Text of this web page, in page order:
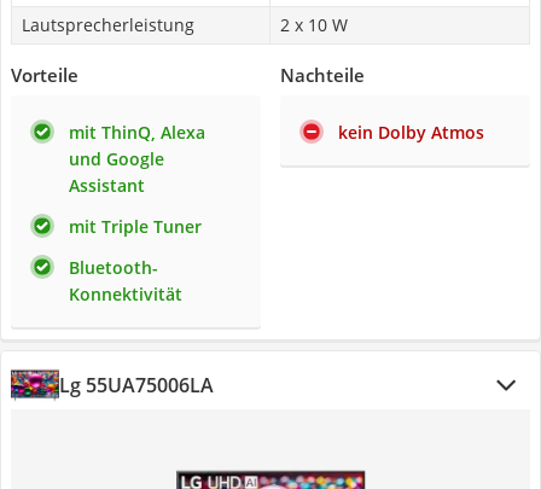
Lautsprecherleistung
2 x 10 W
Vorteile
mit ThinQ, Alexa
und Google
Assistant
mit Triple Tuner
Bluetooth-
Konnektivität
Nachteile
kein Dolby Atmos
Lg 55UA75006LA